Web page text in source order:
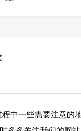
中一些需要注意